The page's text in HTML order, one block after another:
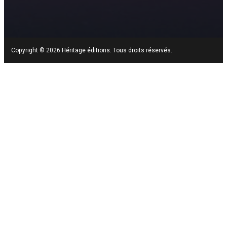
Copyright © 2026 Héritage éditions. Tous droits réservés.